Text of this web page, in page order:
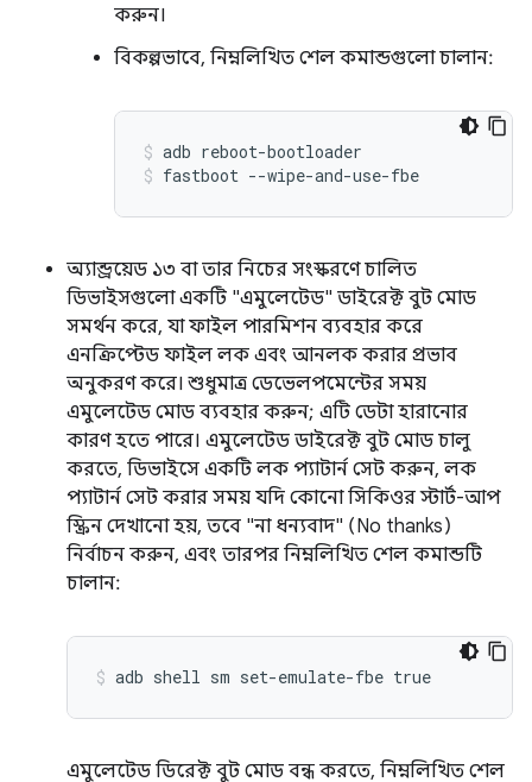
করুন।
বিকল্পভাবে, নিম্নলিখিত শেল কমান্ডগুলো চালান:
adb reboot-bootloader
fastboot --wipe-and-use-fbe
অ্যান্ড্রয়েড ১৩ বা তার নিচের সংস্করণে চালিত
ডিভাইসগুলো একটি "এমুলেটেড" ডাইরেক্ট বুট মোড
সমর্থন করে, যা ফাইল পারমিশন ব্যবহার করে
এনক্রিপ্টেড ফাইল লক এবং আনলক করার প্রভাব
অনুকরণ করে। শুধুমাত্র ডেভেলপমেন্টের সময়
এমুলেটেড মোড ব্যবহার করুন; এটি ডেটা হারানোর
কারণ হতে পারে। এমুলেটেড ডাইরেক্ট বুট মোড চালু
করতে, ডিভাইসে একটি লক প্যাটার্ন সেট করুন, লক
প্যাটার্ন সেট করার সময় যদি কোনো সিকিওর স্টার্ট-আপ
স্ক্রিন দেখানো হয়, তবে "না ধন্যবাদ" (No thanks)
নির্বাচন করুন, এবং তারপর নিম্নলিখিত শেল কমান্ডটি
চালান:
এমুলেটেড ডিরেক্ট বুট মোড বন্ধ করতে, নিম্নলিখিত শেল